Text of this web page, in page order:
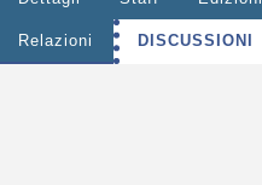
Relazioni DISCUSSIONI